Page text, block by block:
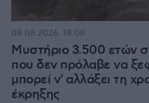
Μυστήριο 3.500 ετών
που δεν πρόλαβε να
μπορεί ν' αλλάξει τη
έκρηξης
08.08.2026, 18:08